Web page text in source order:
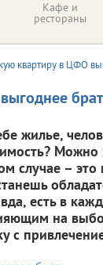
Кафе и
рестораны
квартиру в ЦФО
жилье,
Можно
случае –
есть в
на
с